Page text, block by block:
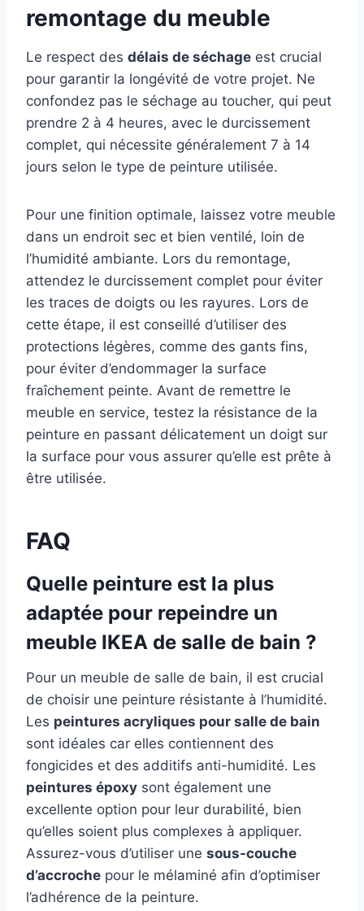
remontage du meuble
Le respect des délais de séchage est crucial
pour garantir la longévité de votre projet. Ne
confondez pas le séchage au toucher, qui peut
prendre 2 à 4 heures, avec le durcissement
complet, qui nécessite généralement 7 à 14
jours selon le type de peinture utilisée.
Pour une finition optimale, laissez votre meuble
dans un endroit sec et bien ventilé, loin de
l’humidité ambiante. Lors du remontage,
attendez le durcissement complet pour éviter
les traces de doigts ou les rayures. Lors de
cette étape, il est conseillé d’utiliser des
protections légères, comme des gants fins,
pour éviter d’endommager la surface
fraîchement peinte. Avant de remettre le
meuble en service, testez la résistance de la
peinture en passant délicatement un doigt sur
la surface pour vous assurer qu’elle est prête à
être utilisée.
FAQ
Quelle peinture est la plus
adaptée pour repeindre un
meuble IKEA de salle de bain ?
Pour un meuble de salle de bain, il est crucial
de choisir une peinture résistante à l’humidité.
Les peintures acryliques pour salle de bain
sont idéales car elles contiennent des
fongicides et des additifs anti-humidité. Les
peintures époxy sont également une
excellente option pour leur durabilité, bien
qu’elles soient plus complexes à appliquer.
Assurez-vous d’utiliser une sous-couche
d’accroche pour le mélaminé afin d’optimiser
l’adhérence de la peinture.